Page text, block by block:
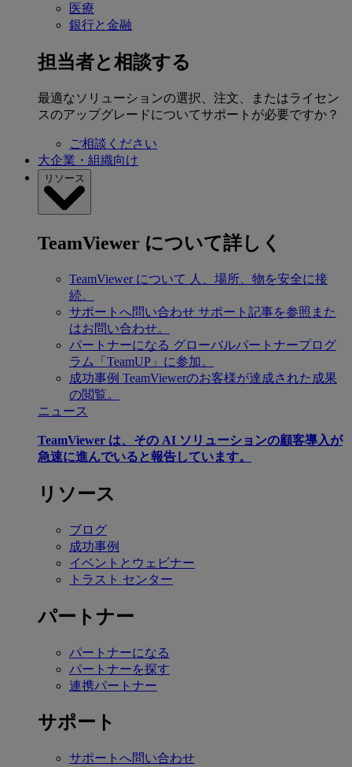
医療
銀行と金融
担当者と相談する
最適なソリューションの選択、注文、またはライセン
スのアップグレードについてサポートが必要ですか？
ご相談ください
大企業・組織向け
リソース
TeamViewer について詳しく
TeamViewer について 人、場所、物を安全に接
続。
サポートへ問い合わせ サポート記事を参照また
はお問い合わせ。
パートナーになる グローバルパートナープログ
ラム「TeamUP」に参加。
成功事例 TeamViewerのお客様が達成された成果
の閲覧。
ニュース
TeamViewer は、その AI ソリューションの顧客導入が
急速に進んでいると報告しています。
リソース
ブログ
成功事例
イベントとウェビナー
トラスト センター
パートナー
パートナーになる
パートナーを探す
連携パートナー
サポート
サポートへ問い合わせ